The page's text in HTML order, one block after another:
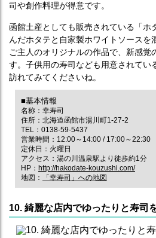
司や創作料理が得意です。
函館土産としても販売されている「ホ
んだホタテと自家製ホワイトソースを
ご主人のオリジナルの作品で、新感覚
す。子供用の寿司なども用意されてい
訪れてみてくださいね。
■基本情報
名称：幸寿司
住所：北海道函館市湯川町1-27-2
TEL：0138-59-5437
営業時間：12:00～14:00 / 17:00～22:30
定休日：火曜日
アクセス：湯の川温泉駅より徒歩約1分
HP： http://hakodate-kouzushi.com/
地図：
「幸寿司」への地図
10. 綺麗な店内でゆったりと寿司